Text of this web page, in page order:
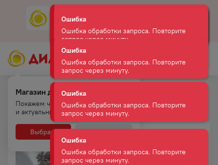
Магазин для самовывоза.
Покажем что есть на полках
и актуальные цены
Выбрать Нет, спасибо
Главная
Ошибка
Ошибка обработки запроса. Повторите
запрос через минуту.
Ошибка
Ошибка обработки запроса. Повторите
Ошибка
Ошибка обработки запроса. Повторите
Ошибка